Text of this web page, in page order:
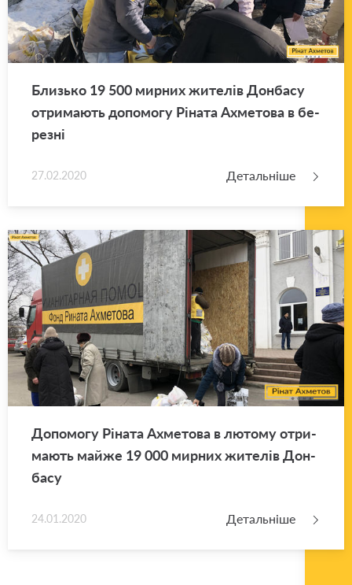
Близь­ко 19 500 мир­них жи­те­лів Дон­ба­су
отри­ма­ють до­по­мо­гу Рі­на­та Ахме­то­ва в бе­
ре­зні
27.02.2020 Детальніше
До­по­мо­гу Рі­на­та Ахме­то­ва в лю­то­му отри­
ма­ють майже 19 000 мир­них жи­те­лів Дон­
ба­су
24.01.2020 Детальніше